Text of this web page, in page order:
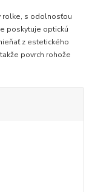
rolke, s odolnosťou
poskytuje optickú
z estetického
povrch rohože